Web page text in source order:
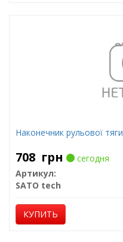
Наконечник рульової тяги
708 грн
сегодня
Артикул:
SATO tech
КУПИТЬ